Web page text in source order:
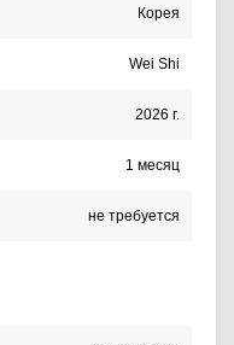
Корея
Wei Shi
2026 г.
1 месяц
не требуется